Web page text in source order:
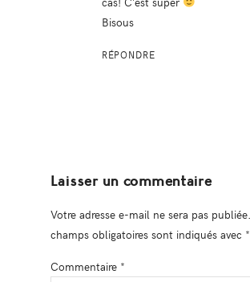
Bisous
RÉPONDRE
Laisser un commentaire
Votre adresse e-mail ne sera pas publiée.
champs obligatoires sont indiqués avec *
Commentaire *